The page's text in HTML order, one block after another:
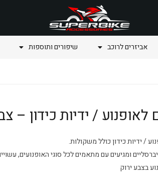
אביזרים לרוכב שיפורים ותוספות
לאופנוע / ידיות כידון –
/ ידיות כידון כולל משקולות.
ומגיעים עם מתאמים לכל סוגי האופנועים,
בצבע ירוק